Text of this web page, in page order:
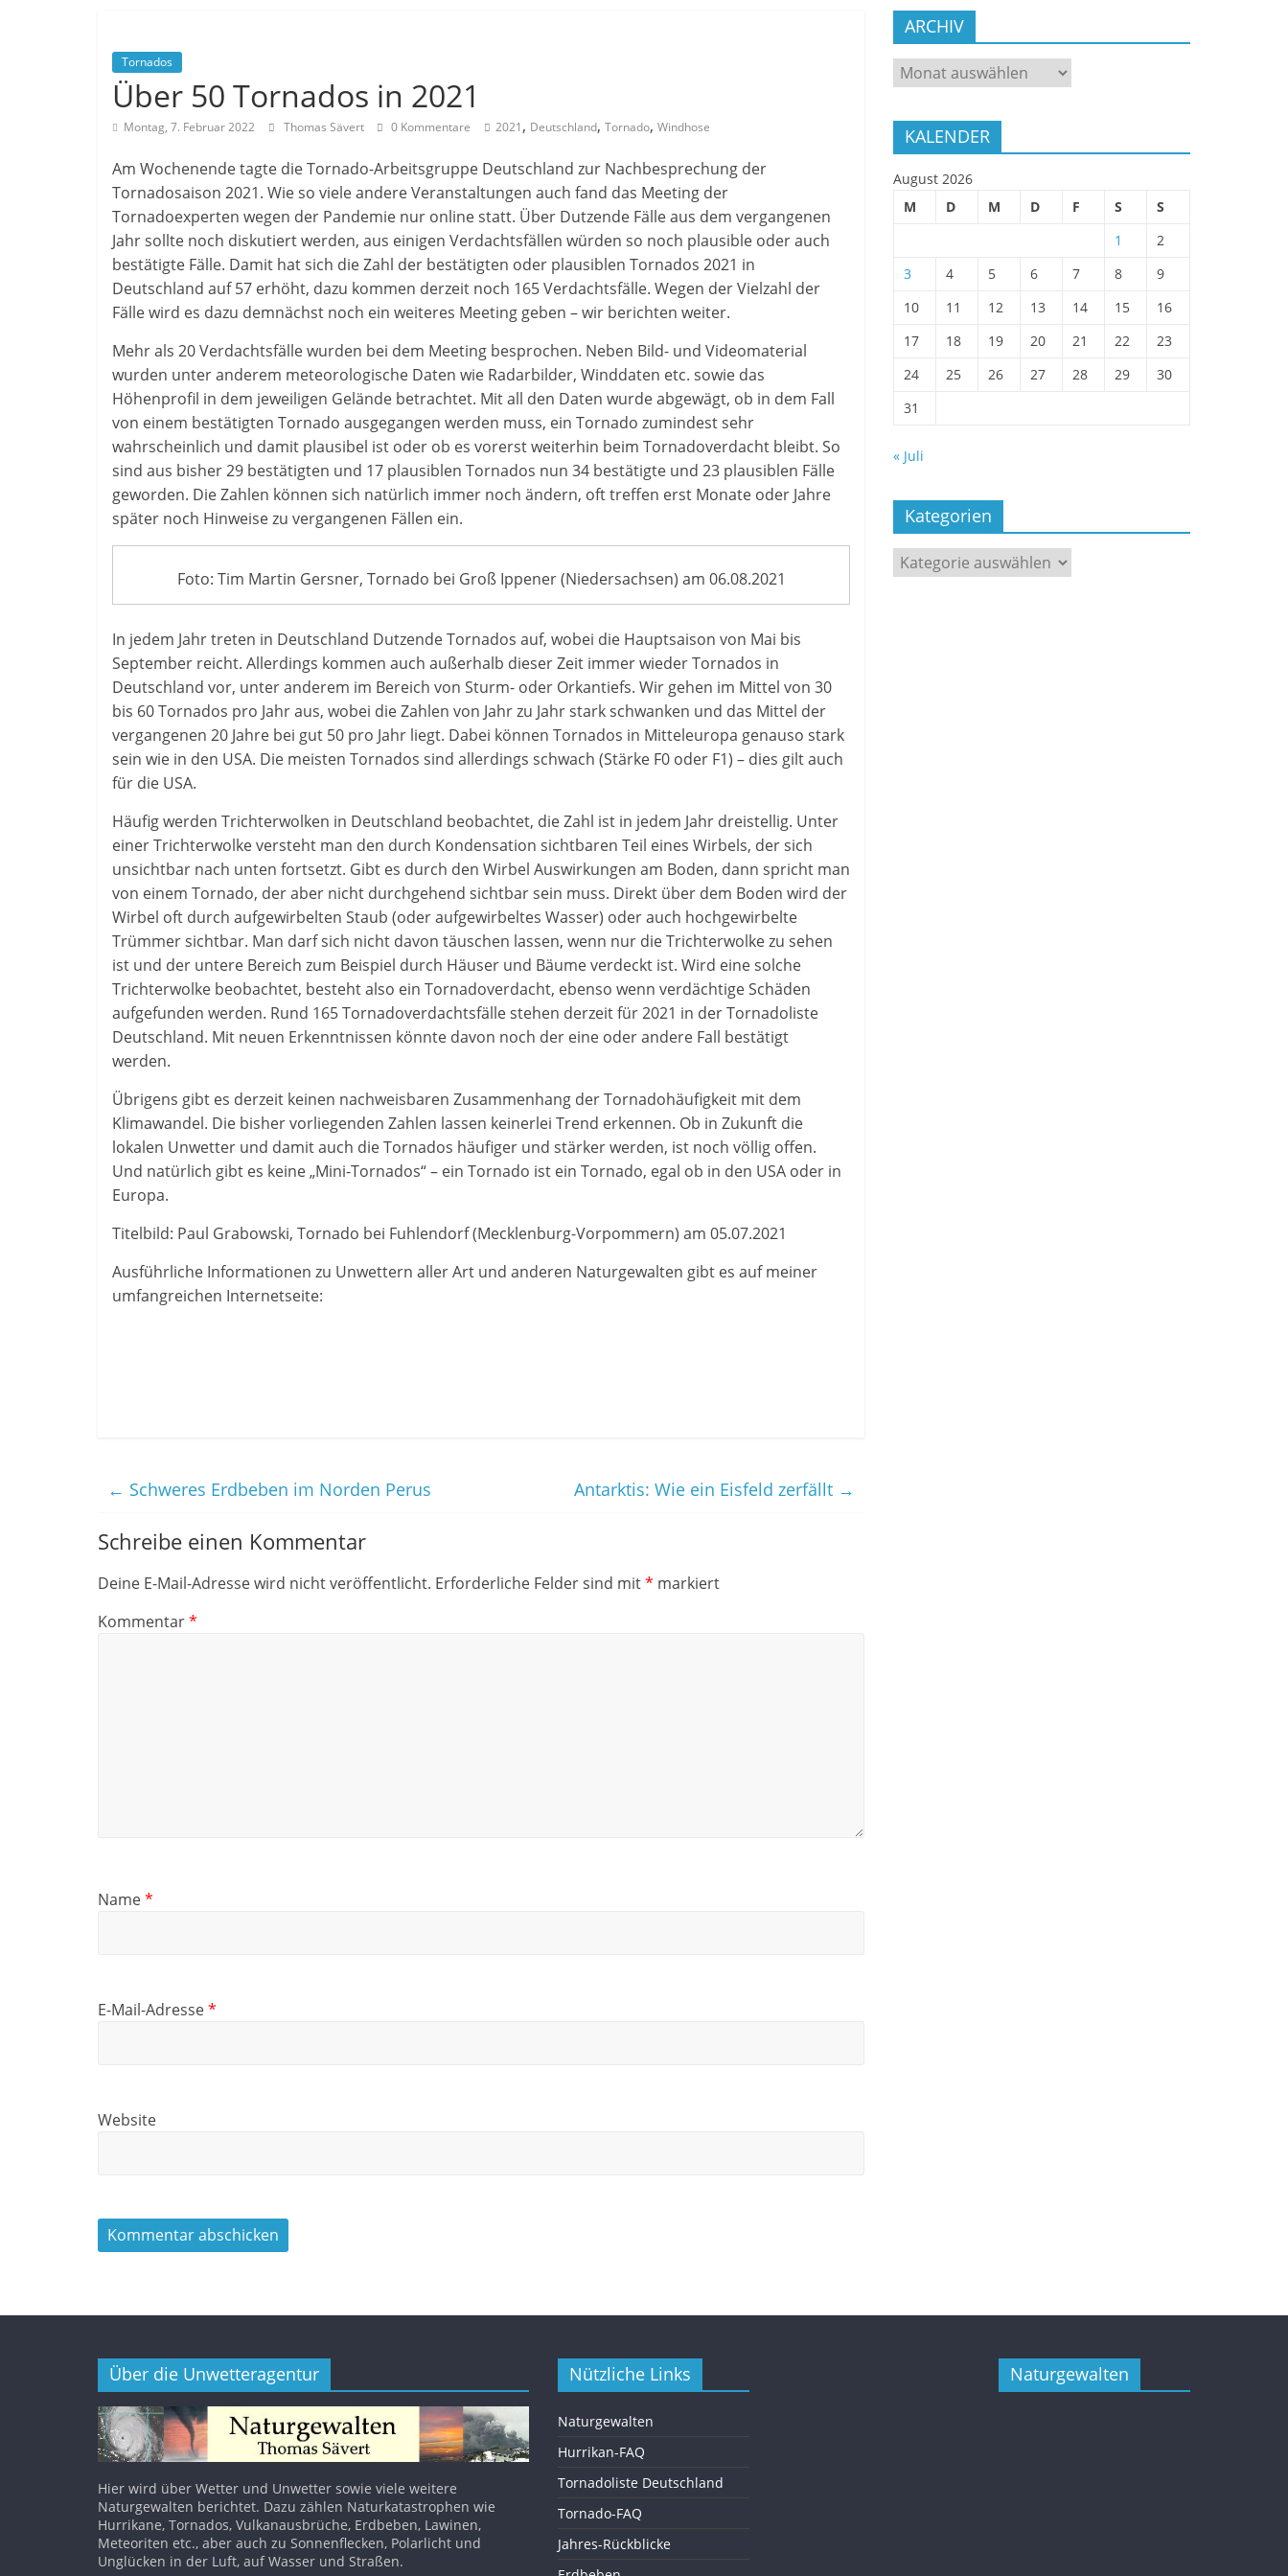
Tornados
Über 50 Tornados in 2021
Montag, 7. Februar 2022 Thomas Sävert 0 Kommentare 2021 , Deutschland, Tornado, Windhose
Am Wochenende tagte die Tornado-Arbeitsgruppe Deutschland zur Nachbesprechung der
Tornadosaison 2021. Wie so viele andere Veranstaltungen auch fand das Meeting der
Tornadoexperten wegen der Pandemie nur online statt. Über Dutzende Fälle aus dem vergangenen
Jahr sollte noch diskutiert werden, aus einigen Verdachtsfällen würden so noch plausible oder auch
bestätigte Fälle. Damit hat sich die Zahl der bestätigten oder plausiblen Tornados 2021 in
Deutschland auf 57 erhöht, dazu kommen derzeit noch 165 Verdachtsfälle. Wegen der Vielzahl der
Fälle wird es dazu demnächst noch ein weiteres Meeting geben – wir berichten weiter.
Mehr als 20 Verdachtsfälle wurden bei dem Meeting besprochen. Neben Bild- und Videomaterial
wurden unter anderem meteorologische Daten wie Radarbilder, Winddaten etc. sowie das
Höhenprofil in dem jeweiligen Gelände betrachtet. Mit all den Daten wurde abgewägt, ob in dem Fall
von einem bestätigten Tornado ausgegangen werden muss, ein Tornado zumindest sehr
wahrscheinlich und damit plausibel ist oder ob es vorerst weiterhin beim Tornadoverdacht bleibt. So
sind aus bisher 29 bestätigten und 17 plausiblen Tornados nun 34 bestätigte und 23 plausiblen Fälle
geworden. Die Zahlen können sich natürlich immer noch ändern, oft treffen erst Monate oder Jahre
später noch Hinweise zu vergangenen Fällen ein.
Foto: Tim Martin Gersner, Tornado bei Groß Ippener (Niedersachsen) am 06.08.2021
In jedem Jahr treten in Deutschland Dutzende Tornados auf, wobei die Hauptsaison von Mai bis
September reicht. Allerdings kommen auch außerhalb dieser Zeit immer wieder Tornados in
Deutschland vor, unter anderem im Bereich von Sturm- oder Orkantiefs. Wir gehen im Mittel von 30
bis 60 Tornados pro Jahr aus, wobei die Zahlen von Jahr zu Jahr stark schwanken und das Mittel der
vergangenen 20 Jahre bei gut 50 pro Jahr liegt. Dabei können Tornados in Mitteleuropa genauso stark
sein wie in den USA. Die meisten Tornados sind allerdings schwach (Stärke F0 oder F1) – dies gilt auch
für die USA.
Häufig werden Trichterwolken in Deutschland beobachtet, die Zahl ist in jedem Jahr dreistellig. Unter
einer Trichterwolke versteht man den durch Kondensation sichtbaren Teil eines Wirbels, der sich
unsichtbar nach unten fortsetzt. Gibt es durch den Wirbel Auswirkungen am Boden, dann spricht man
von einem Tornado, der aber nicht durchgehend sichtbar sein muss. Direkt über dem Boden wird der
Wirbel oft durch aufgewirbelten Staub (oder aufgewirbeltes Wasser) oder auch hochgewirbelte
Trümmer sichtbar. Man darf sich nicht davon täuschen lassen, wenn nur die Trichterwolke zu sehen
ist und der untere Bereich zum Beispiel durch Häuser und Bäume verdeckt ist. Wird eine solche
Trichterwolke beobachtet, besteht also ein Tornadoverdacht, ebenso wenn verdächtige Schäden
aufgefunden werden. Rund 165 Tornadoverdachtsfälle stehen derzeit für 2021 in der Tornadoliste
Deutschland. Mit neuen Erkenntnissen könnte davon noch der eine oder andere Fall bestätigt
werden.
Übrigens gibt es derzeit keinen nachweisbaren Zusammenhang der Tornadohäufigkeit mit dem
Klimawandel. Die bisher vorliegenden Zahlen lassen keinerlei Trend erkennen. Ob in Zukunft die
lokalen Unwetter und damit auch die Tornados häufiger und stärker werden, ist noch völlig offen.
Und natürlich gibt es keine „Mini-Tornados“ – ein Tornado ist ein Tornado, egal ob in den USA oder in
Europa.
Titelbild: Paul Grabowski, Tornado bei Fuhlendorf (Mecklenburg-Vorpommern) am 05.07.2021
Ausführliche Informationen zu Unwettern aller Art und anderen Naturgewalten gibt es auf meiner
umfangreichen Internetseite:
← Schweres Erdbeben im Norden Perus Antarktis: Wie ein Eisfeld zerfällt →
Schreibe einen Kommentar
Deine E-Mail-Adresse wird nicht veröffentlicht. Erforderliche Felder sind mit* markiert
Kommentar*
Name*
E-Mail-Adresse*
Website
ARCHIV
ARCHIV
KALENDER
August 2026
M
D M D F S
S
1
2
3
4 5 6 7 8
9
10
11 12 13 14 15
16
17
18 19 20 21 22
23
24
25 26 27 28 29
30
31
« Juli
Kategorien
Kategorien
Über die Unwetteragentur
Hier wird über Wetter und Unwetter sowie viele weitere
Naturgewalten berichtet. Dazu zählen Naturkatastrophen wie
Hurrikane, Tornados, Vulkanausbrüche, Erdbeben, Lawinen,
Meteoriten etc., aber auch zu Sonnenflecken, Polarlicht und
Unglücken in der Luft, auf Wasser und Straßen.
Nützliche Links
Naturgewalten
Hurrikan-FAQ
Tornadoliste Deutschland
Tornado-FAQ
Jahres-Rückblicke
Naturgewalten